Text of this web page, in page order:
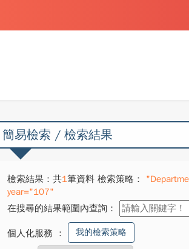
簡易檢索 / 檢索結果
檢索結果：共1筆資料 檢索策略：
year="107"
在搜尋的結果範圍內查詢：
個人化服務 ： 我的檢索策略